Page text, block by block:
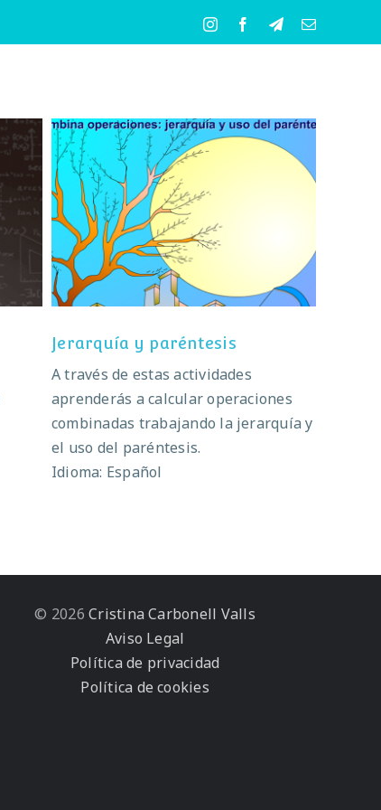
InstagramFacebookTelegramCorreo
Jerarquía y paréntesis
Jerarquía y paréntesis
A través de estas actividades
aprenderás a calcular operaciones
combinadas trabajando la jerarquía y
el uso del paréntesis.
Idioma: Español
© 2026 Cristina Carbonell Valls
Aviso Legal
Política de privacidad
Política de cookies